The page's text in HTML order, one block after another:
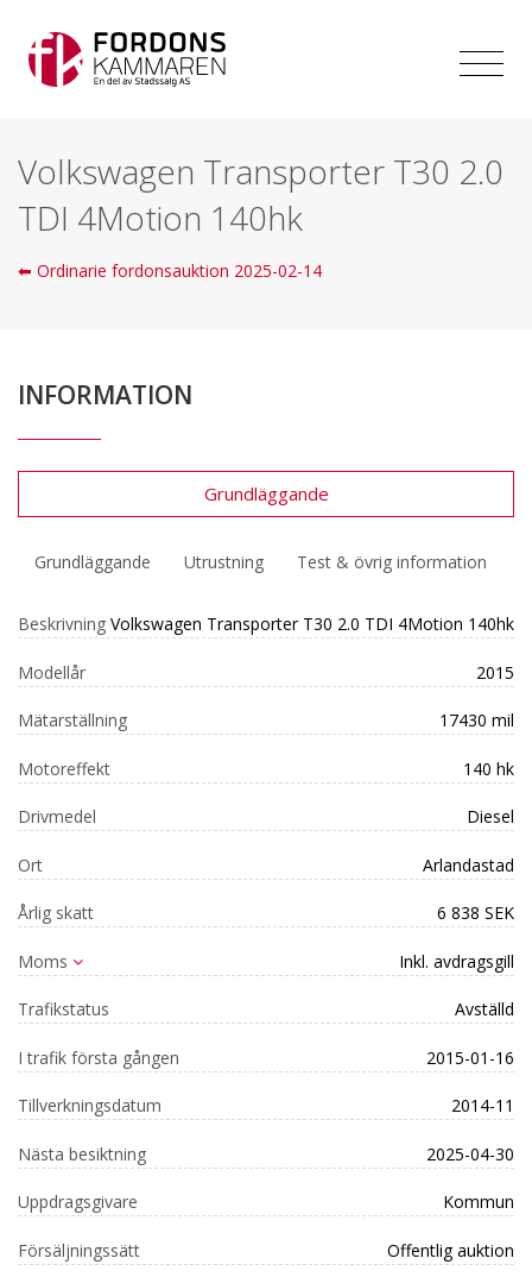
Volkswagen Transporter T30 2.0
TDI 4Motion 140hk
⬅ Ordinarie fordonsauktion 2025-02-14
INFORMATION
Grundläggande
Grundläggande Utrustning Test & övrig information
Beskrivning Volkswagen Transporter T30 2.0 TDI 4Motion 140hk
Modellår 2015
Mätarställning 17430 mil
Motoreffekt 140 hk
Drivmedel Diesel
Ort Arlandastad
Årlig skatt 6 838 SEK
Moms Inkl. avdragsgill
Trafikstatus Avställd
I trafik första gången 2015-01-16
Tillverkningsdatum 2014-11
Nästa besiktning 2025-04-30
Uppdragsgivare Kommun
Försäljningssätt Offentlig auktion